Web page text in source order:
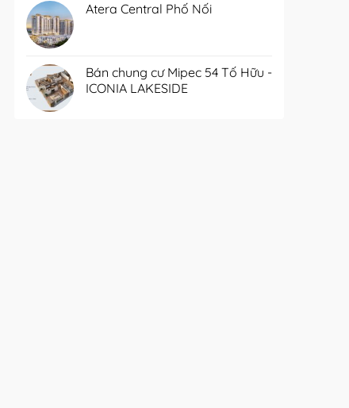
Atera Central Phố Nối
Bán chung cư Mipec 54 Tố Hữu -
ICONIA LAKESIDE